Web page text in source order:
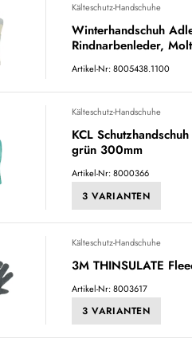
Kälteschutz-Handschuhe
Winterhandschuh
Rindnarbenleder,
Artikel-Nr: 8005438.1100
Kälteschutz-Handschuhe
KCL
grün 300mm
Artikel-Nr: 8000366
3 VARIANTEN
Kälteschutz-Handschuhe
3M THINSULATE
Artikel-Nr: 8003617
3 VARIANTEN